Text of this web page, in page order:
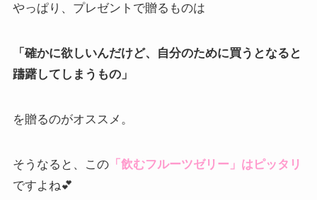
やっぱり、プレゼントで贈るものは
「確かに欲しいんだけど、自分のために買うとなると
躊躇してしまうもの」
を贈るのがオススメ。
そうなると、この「飲むフルーツゼリー」はピッタリ
ですよね💕